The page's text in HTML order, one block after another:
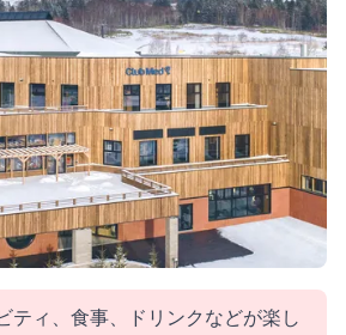
ティ、食事、ドリンクなどが楽し